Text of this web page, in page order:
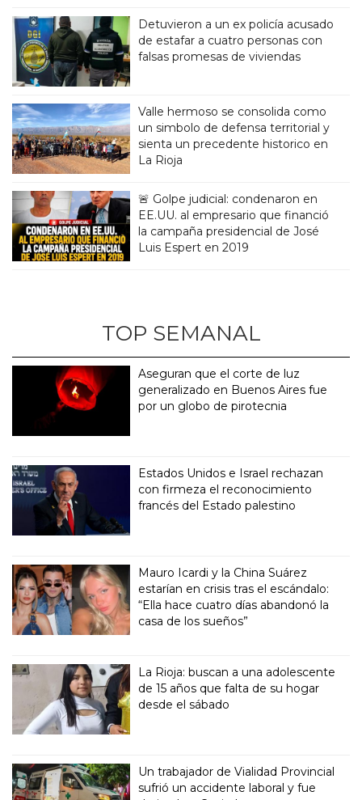
Detuvieron a un ex policía acusado
de estafar a cuatro personas con
falsas promesas de viviendas
Valle hermoso se consolida como
un simbolo de defensa territorial y
sienta un precedente historico en
La Rioja
🚨 Golpe judicial: condenaron en
EE.UU. al empresario que financió
la campaña presidencial de José
Luis Espert en 2019
TOP SEMANAL
Aseguran que el corte de luz
generalizado en Buenos Aires fue
por un globo de pirotecnia
Estados Unidos e Israel rechazan
con firmeza el reconocimiento
francés del Estado palestino
Mauro Icardi y la China Suárez
estarían en crisis tras el escándalo:
“Ella hace cuatro días abandonó la
casa de los sueños”
La Rioja: buscan a una adolescente
de 15 años que falta de su hogar
desde el sábado
Un trabajador de Vialidad Provincial
sufrió un accidente laboral y fue